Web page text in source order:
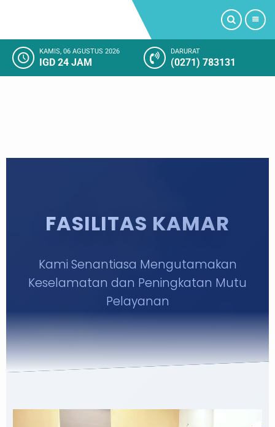
PROFIL
KESAN PELANGGAN
SOSIAL MEDIA
SARAN
KAMIS, 06 AGUSTUS 2026
IGD 24 JAM
DARURAT
(0271) 783131
FASILITAS KAMAR
Kami Senantiasa Mengutamakan
Keselamatan dan Peningkatan Mutu
Pelayanan